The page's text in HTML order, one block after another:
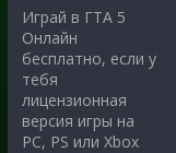
Играй в ГТА 5
Онлайн
бесплатно, если у
тебя
лицензионная
версия игры на
PC, PS или Xbox